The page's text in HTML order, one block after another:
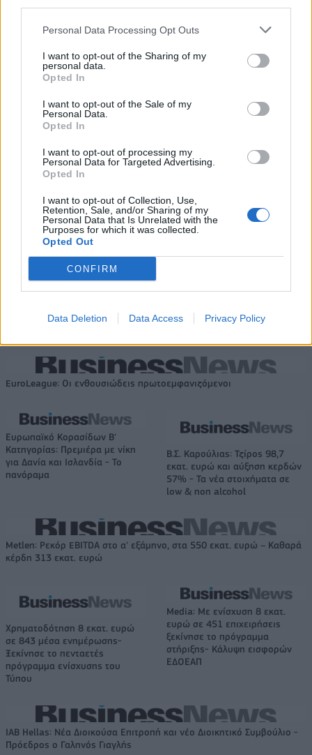
Personal Data Processing Opt Outs
I want to opt-out of the Sharing of my
personal data.
Opted In
I want to opt-out of the Sale of my
Personal Data.
Opted In
I want to opt-out of processing my
Personal Data for Targeted Advertising.
Opted In
I want to opt-out of Collection, Use,
Retention, Sale, and/or Sharing of my
Personal Data that Is Unrelated with the
Purposes for which it was collected.
Opted Out
CONFIRM
Data Deletion Data Access Privacy Policy
RANDSTAD
ΤΕΧΝΟΛΟΓΙΑ
ΕΡΓΑΣΙΑ
EuroLeague: Οι ενθουσιώδεις πρωτοεμφανιζόμενοι
Ευρωπαϊκό Κορασίδων Β'
Κατηγορίας: Πρεμιέρα με νίκη
για Δανία και Ισλανδία - Το
πανόραμα
Β.Σ. Καρούλιας: Τζίρος 98,7
εκατ. ευρώ και αύξηση κερδών
57% - Τα νέα στοιχήματα σε
low & non alcohol
Metlen: Ρεκόρ EBITDA στο α' εξάμηνο, στα 550 εκατ. ευρώ – Καθαρά
κέρδη 313 εκατ. ευρώ
Χρηματοδότηση 8 εκατ. ευρώ
σε 843 μέσα ενημέρωσης-
Ξεκίνησε το πενταετές
πρόγραμμα ενίσχυσης του
Τύπου
Media: Με ενίσχυση 8 εκατ.
ευρώ σε 451 επιχειρήσεις
ξεκίνησε το πρόγραμμα
στήριξης- Κάλυψη εισφορών
ΕΔΟΕΑΠ
IAB Hellas: Νέα Διοικούσα Επιτροπή και νέο Διοικητικό Συμβούλιο -
Πρόεδρος ο Γαληνός Γιαγλής